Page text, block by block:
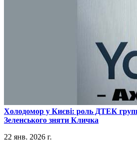
​Холодомор у Києві: роль ДТЕК
Зеленського зняти Кличка
22 янв. 2026 г.